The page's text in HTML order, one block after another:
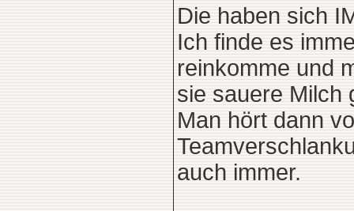
Die haben sich
Ich finde es
reinkomme und
sie sauere Milch
Man hört dann
auch immer.